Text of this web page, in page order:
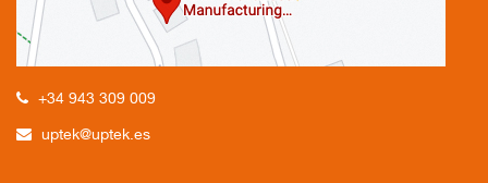
+34 943 309 009
uptek@uptek.es